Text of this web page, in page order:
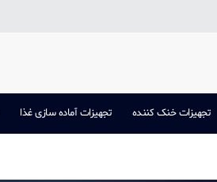
تجهیزات خنک کننده تجهیزات آماده سازی غذا